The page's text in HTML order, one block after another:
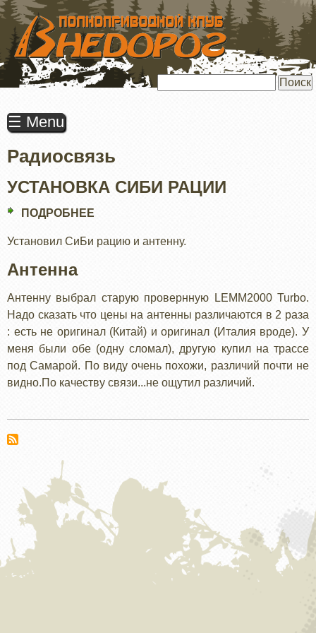
ПЕРЕЙТИ
ОСНОВНОМУ
СОДЕРЖАНИЮ
☰ Menu
Радиосвязь
УСТАНОВКА СИБИ РАЦИИ
ПОДРОБНЕЕ
СИБИ
Установил СиБи рацию и антенну.
Антенна
Антенну выбрал старую провернную LEMM2000 Turbo.
Надо сказать что цены на антенны различаются в 2 раза
: есть не оригинал (Китай) и оригинал (Италия вроде). У
меня были обе (одну сломал), другую купил на трассе
под Самарой. По виду очень похожи, различий почти не
видно.По качеству связи...не ощутил различий.